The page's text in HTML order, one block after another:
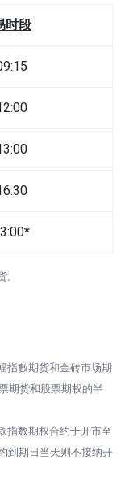
时段
指數期货和金砖市场期
期货和股票期权的半
指数期权合约于开市至
到期日当天则不接纳开